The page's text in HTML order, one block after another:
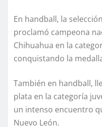
En handball, la
proclamó campeona
Chihuahua en la
conquistando la
También en handball,
plata en la categoría
un intenso encuentro
Nuevo León.